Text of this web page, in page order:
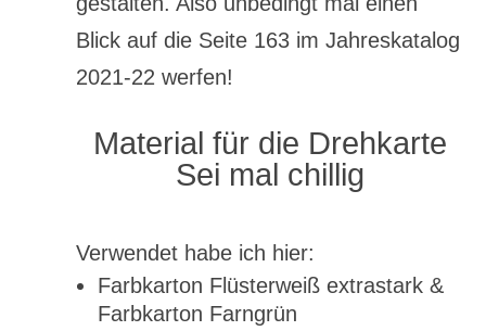
Blick auf die Seite 163 im Jahreskatalog
2021-22 werfen!
Material für die Drehkarte
Sei mal chillig
Verwendet habe ich hier:
Farbkarton Flüsterweiß extrastark &
Farbkarton Farngrün